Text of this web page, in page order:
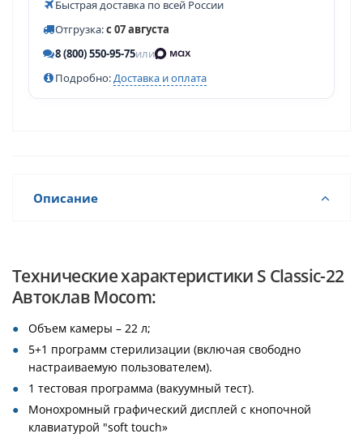
Быстрая доставка по всей России
Отгрузка:с 07 августа
8 (800) 550-95-75или
Подробно:Доставка и оплата
Описание
Технические характеристики S Classic-22
Автоклав Mocom:
Объем камеры – 22 л;
5+1 программ стерилизации (включая свободно
настраиваемую пользователем).
1 тестовая программа (вакуумный тест).
Монохромный графический дисплей с кнопочной
клавиатурой "soft touch»